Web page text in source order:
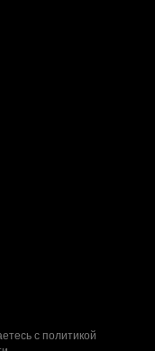
с политикой